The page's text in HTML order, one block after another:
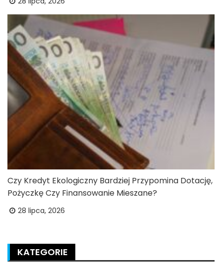
Czy Kredyt Ekologiczny Bardziej Przypomina Dotację,
Pożyczkę Czy Finansowanie Mieszane?
28 lipca, 2026
KATEGORIE